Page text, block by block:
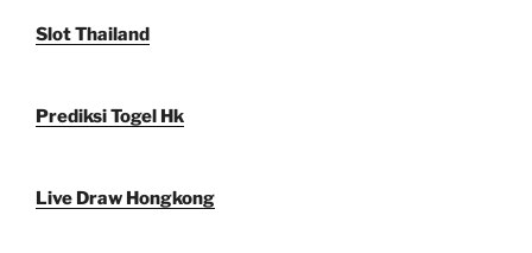
Slot Thailand
Prediksi Togel Hk
Live Draw Hongkong